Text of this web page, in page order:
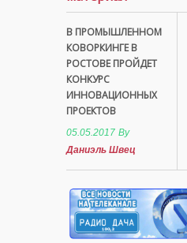
В ПРОМЫШЛЕННОМ
КОВОРКИНГЕ В
РОСТОВЕ ПРОЙДЕТ
КОНКУРС
ИННОВАЦИОННЫХ
ПРОЕКТОВ
05.05.2017 By
Даниэль Швец